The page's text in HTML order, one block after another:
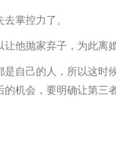
掌控力了。
他抛家弃子，为此离
自己的人，所以这
机会，要明确让第三